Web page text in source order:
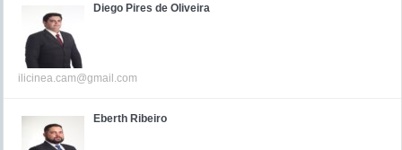
Diego Pires de Oliveira
ilicinea.cam@gmail.com
Eberth Ribeiro